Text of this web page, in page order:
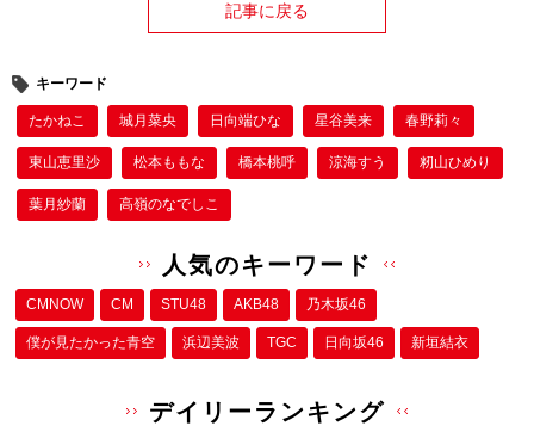
記事に戻る
キーワード
たかねこ 城月菜央 日向端ひな 星谷美来 春野莉々
東山恵里沙 松本ももな 橋本桃呼 涼海すう 籾山ひめり
葉月紗蘭 高嶺のなでしこ
人気のキーワード
CMNOW CM STU48 AKB48 乃木坂46
僕が⾒たかった⻘空 浜辺美波 TGC 日向坂46 新垣結衣
デイリーランキング